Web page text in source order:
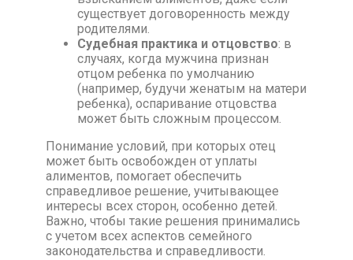
существует договоренность между
родителями.
Судебная практика и отцовство: в
случаях, когда мужчина признан
отцом ребенка по умолчанию
(например, будучи женатым на матери
ребенка), оспаривание отцовства
может быть сложным процессом.
Понимание условий, при которых отец
может быть освобожден от уплаты
алиментов, помогает обеспечить
справедливое решение, учитывающее
интересы всех сторон, особенно детей.
Важно, чтобы такие решения принимались
с учетом всех аспектов семейного
законодательства и справедливости.